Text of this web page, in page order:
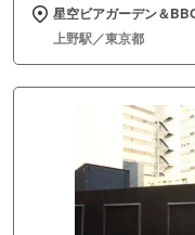
星空ビアガーデン＆
上野駅／東京都